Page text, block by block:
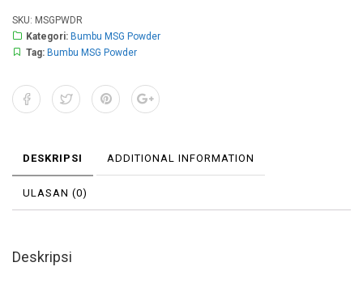
SKU: MSGPWDR
Kategori: Bumbu MSG Powder
Tag: Bumbu MSG Powder
DESKRIPSI ADDITIONAL INFORMATION
ULASAN (0)
Deskripsi